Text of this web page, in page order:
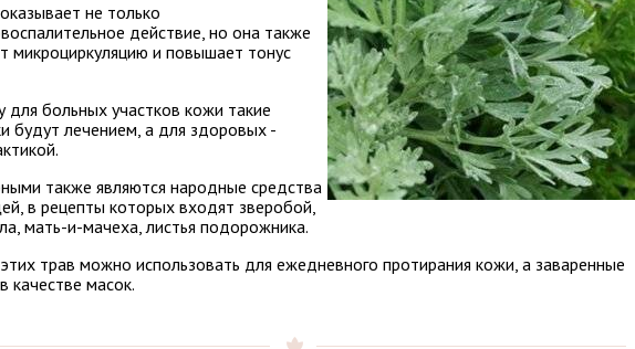
не только
действие, но она также
микроциркуляцию и повышает тонус
для больных участков кожи такие
будут лечением, а для здоровых -
также являются народные средства
в рецепты которых входят зверобой,
мать-и-мачеха, листья подорожника.
трав можно использовать для ежедневного протирания кожи, а заваренные
качестве масок.